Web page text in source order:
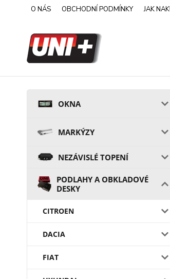
O NÁS OBCHODNÍ PODMÍNKY JAK
OKNA
MARKÝZY
NEZÁVISLÉ TOPENÍ
PODLAHY A OBKLADOVÉ
DESKY
CITROEN
DACIA
FIAT